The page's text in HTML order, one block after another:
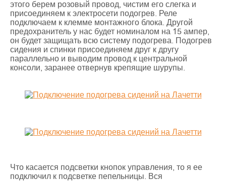
этого берем розовый провод, чистим его слегка и
присоединяем к электросети подогрев. Реле
подключаем к клемме монтажного блока. Другой
предохранитель у нас будет номиналом на 15 ампер,
он будет защищать всю систему подогрева. Подогрев
сидения и спинки присоединяем друг к другу
параллельно и выводим провод к центральной
консоли, заранее отвернув крепящие шурупы.
Что касается подсветки кнопок управления, то я ее
подключил к подсветке пепельницы. Вся